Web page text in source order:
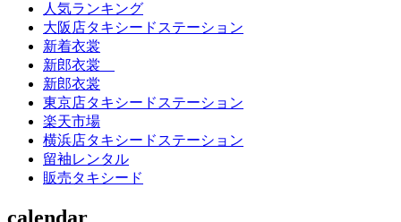
人気ランキング
大阪店タキシードステーション
新着衣裳
新郎衣裳
新郎衣裳
東京店タキシードステーション
楽天市場
横浜店タキシードステーション
留袖レンタル
販売タキシード